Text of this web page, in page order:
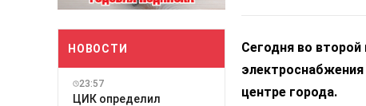
НОВОСТИ
23:57
ЦИК определил
Сегодня во второй
центре города.